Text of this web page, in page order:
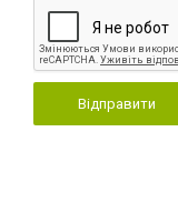
Відправити